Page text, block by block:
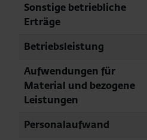
Sonstige betriebliche
Erträge
Betriebsleistung
Aufwendungen für
Material und bezogene
Leistungen
Personalaufwand